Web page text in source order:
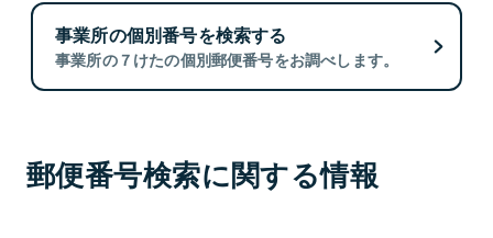
事業所の個別番号を検索する
事業所の７けたの個別郵便番号をお調べします。
郵便番号検索に関する情報